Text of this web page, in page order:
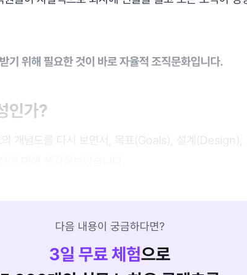
기 위해 필요한 것이 바로 자율적 조직문화입니다.
인가?
개념도를 다시 보면서, 목표(Goals), 설계(Design),
다음 내용이 궁금하다면?
3일 무료 체험으로